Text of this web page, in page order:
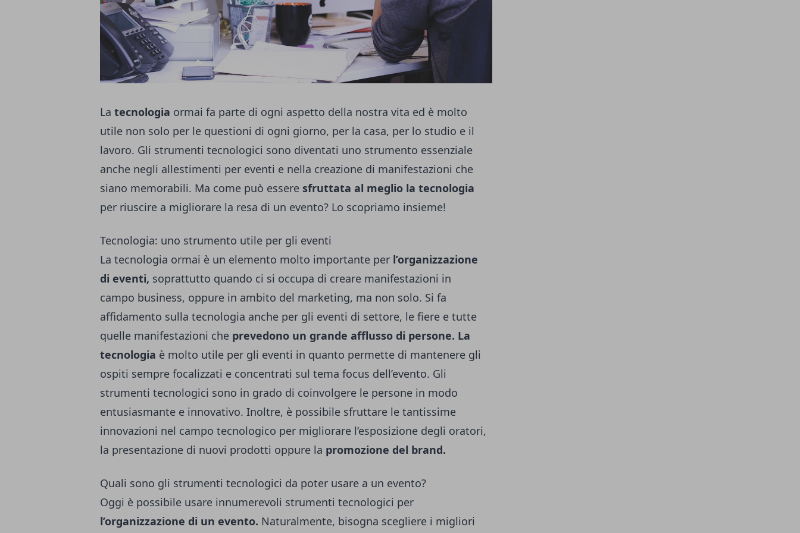
La tecnologia ormai fa parte di ogni aspetto della nostra vita ed è molto
utile non solo per le questioni di ogni giorno, per la casa, per lo studio e il
lavoro. Gli strumenti tecnologici sono diventati uno strumento essenziale
anche negli allestimenti per eventi e nella creazione di manifestazioni che
siano memorabili. Ma come può essere sfruttata al meglio la tecnologia
per riuscire a migliorare la resa di un evento? Lo scopriamo insieme!
Tecnologia: uno strumento utile per gli eventi
La tecnologia ormai è un elemento molto importante per l’organizzazione
di eventi, soprattutto quando ci si occupa di creare manifestazioni in
campo business, oppure in ambito del marketing, ma non solo. Si fa
affidamento sulla tecnologia anche per gli eventi di settore, le fiere e tutte
quelle manifestazioni che prevedono un grande afflusso di persone. La
tecnologia è molto utile per gli eventi in quanto permette di mantenere gli
ospiti sempre focalizzati e concentrati sul tema focus dell’evento. Gli
strumenti tecnologici sono in grado di coinvolgere le persone in modo
entusiasmante e innovativo. Inoltre, è possibile sfruttare le tantissime
innovazioni nel campo tecnologico per migliorare l’esposizione degli oratori,
la presentazione di nuovi prodotti oppure la promozione del brand.
Quali sono gli strumenti tecnologici da poter usare a un evento?
Oggi è possibile usare innumerevoli strumenti tecnologici per
l’organizzazione di un evento. Naturalmente, bisogna scegliere i migliori